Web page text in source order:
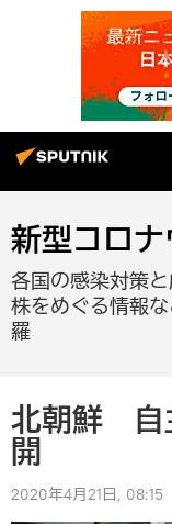
新型コロ
各国の感染対策
株をめぐる情報
羅
北朝鮮 自
開
2020年4月21日, 08:15